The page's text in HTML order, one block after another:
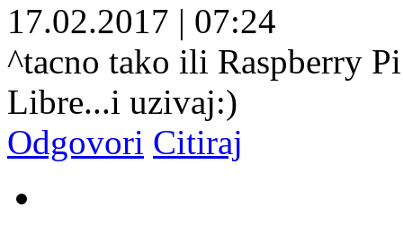
17.02.2017 | 07:24
^tacno tako ili Raspberry
Libre...i uzivaj:)
Odgovori Citiraj